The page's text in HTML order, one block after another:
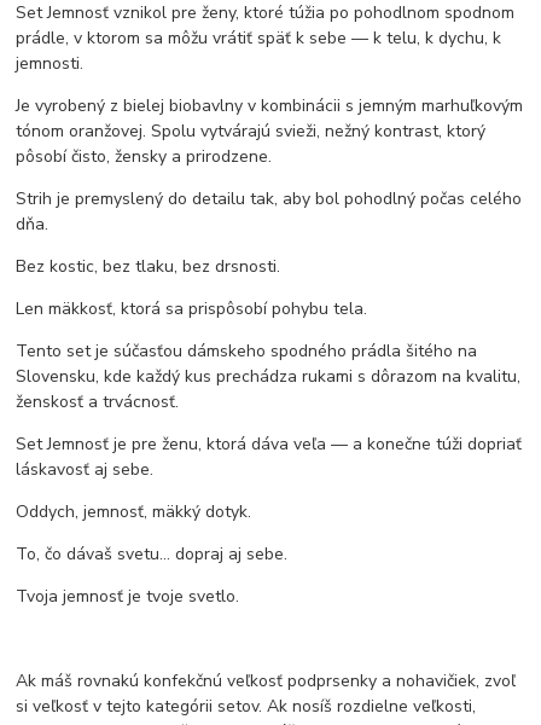
Set Jemnosť vznikol pre ženy, ktoré túžia po pohodlnom spodnom
prádle, v ktorom sa môžu vrátiť späť k sebe — k telu, k dychu, k
jemnosti.
Je vyrobený z bielej biobavlny v kombinácii s jemným marhuľkovým
tónom oranžovej. Spolu vytvárajú svieži, nežný kontrast, ktorý
pôsobí čisto, žensky a prirodzene.
Strih je premyslený do detailu tak, aby bol pohodlný počas celého
dňa.
Bez kostic, bez tlaku, bez drsnosti.
Len mäkkosť, ktorá sa prispôsobí pohybu tela.
Tento set je súčasťou dámskeho spodného prádla šitého na
Slovensku, kde každý kus prechádza rukami s dôrazom na kvalitu,
ženskosť a trvácnosť.
Set Jemnosť je pre ženu, ktorá dáva veľa — a konečne túži dopriať
láskavosť aj sebe.
Oddych, jemnosť, mäkký dotyk.
To, čo dávaš svetu… dopraj aj sebe.
Tvoja jemnosť je tvoje svetlo.
Ak máš rovnakú konfekčnú veľkosť podprsenky a nohavičiek, zvoľ
si veľkosť v tejto kategórii setov. Ak nosíš rozdielne veľkosti,